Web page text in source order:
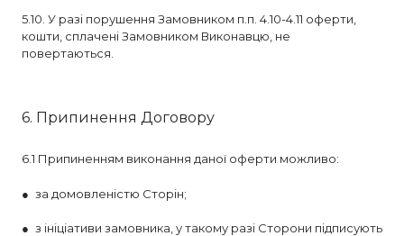
5.10. У разі порушення Замовником п.п. 4.10-4.11 оферти,
кошти, сплачені Замовником Виконавцю, не
повертаються.
6. Припинення Договору
6.1 Припиненням виконання даної оферти можливо:
● за домовленістю Сторін;
● з ініціативи замовника, у такому разі Сторони підписують